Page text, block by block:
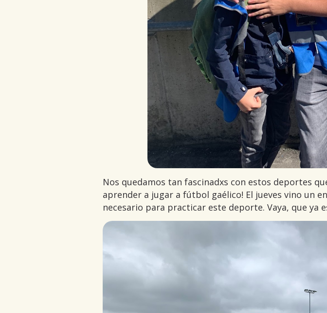
Nos quedamos tan fascinadxs con estos deportes
aprender a jugar a fútbol gaélico! El jueves vino un
necesario para practicar este deporte. Vaya, que ya